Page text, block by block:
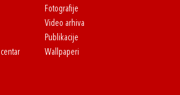
Fotografije
Video arhiva
Publikacije
Wallpaperi